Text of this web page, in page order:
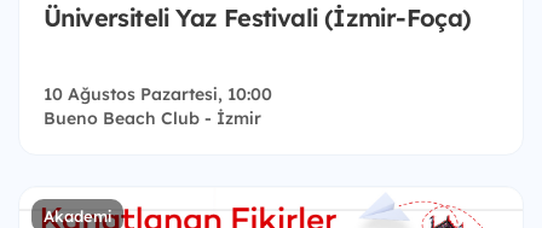
Üniversiteli Yaz Festivali (İzmir-Foça)
10 Ağustos Pazartesi, 10:00
Bueno Beach Club - İzmir
Akademi